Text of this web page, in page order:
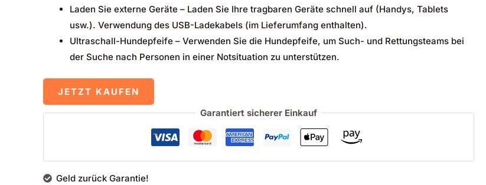
Laden Sie externe Geräte – Laden Sie Ihre tragbaren Geräte schnell auf (Handys, Tablets
usw.). Verwendung des USB-Ladekabels (im Lieferumfang enthalten).
Ultraschall-Hundepfeife – Verwenden Sie die Hundepfeife, um Such- und Rettungsteams bei
der Suche nach Personen in einer Notsituation zu unterstützen.
JETZT KAUFEN
Garantiert sicherer Einkauf
Geld zurück Garantie!